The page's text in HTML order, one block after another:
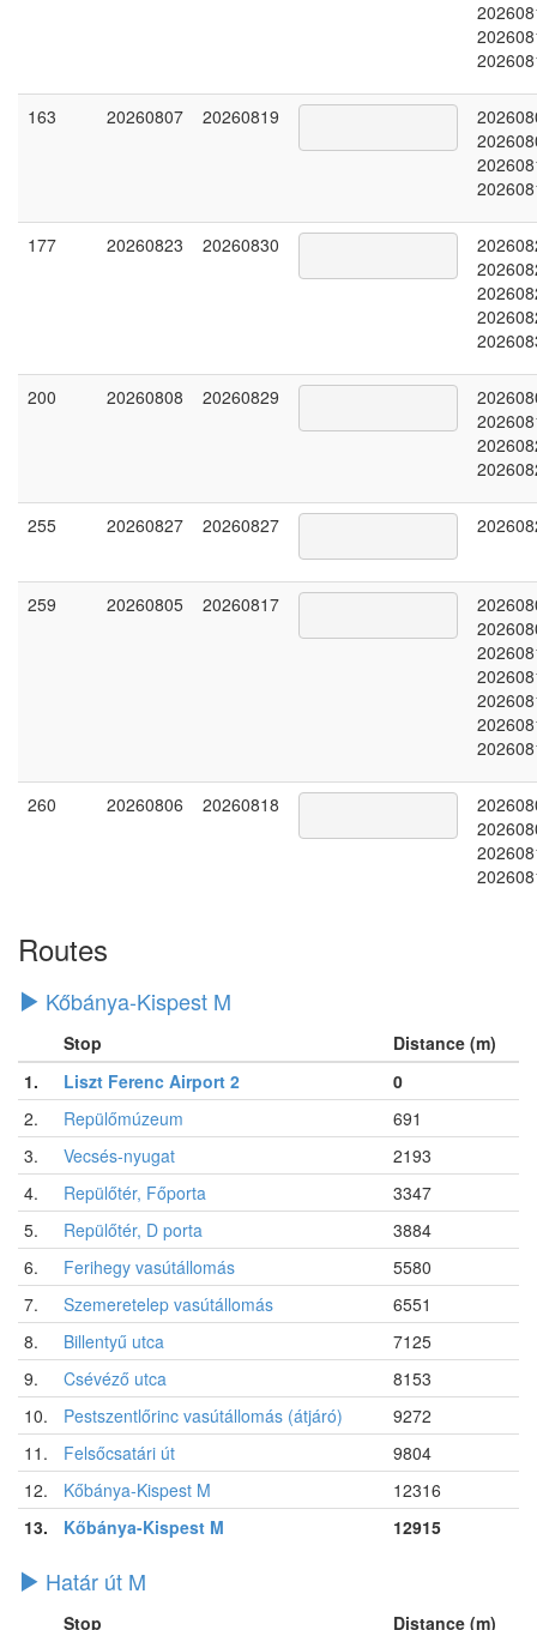
163 20260807 20260819
177 20260823 20260830
200 20260808 20260829
255 20260827 20260827
259 20260805 20260817
260 20260806 20260818
Routes
Kőbánya-Kispest M
Stop
Distance (m)
1.
Liszt Ferenc Airport 2
0
2.
Repülőmúzeum
691
3.
Vecsés-nyugat
2193
4.
Repülőtér, Főporta
3347
5.
Repülőtér, D porta
3884
6.
Ferihegy vasútállomás
5580
7.
Szemeretelep vasútállomás
6551
8.
Billentyű utca
7125
9.
Csévéző utca
8153
10.
Pestszentlőrinc vasútállomás (átjáró)
9272
11.
Felsőcsatári út
9804
12.
Kőbánya-Kispest M
12316
13.
Kőbánya-Kispest M 12915
Határ út M
Stop
Distance (m)